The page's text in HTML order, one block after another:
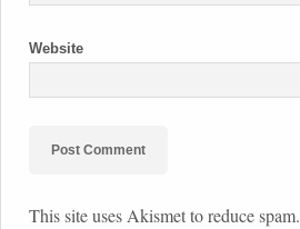
Website
This site uses Akismet to reduce spam.